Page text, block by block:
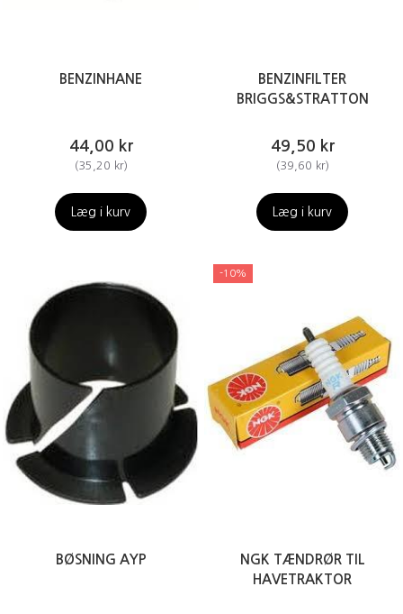
BENZINHANE
44,00 kr
(35,20 kr)
Læg i kurv
BENZINFILTER
BRIGGS&STRATTON
49,50 kr
(39,60 kr)
Læg i kurv
BØSNING AYP
-10%
NGK TÆNDRØR TIL
HAVETRAKTOR